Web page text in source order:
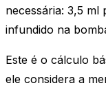
necessária: 3,5
infundido na
Este é o cálculo
ele considera a